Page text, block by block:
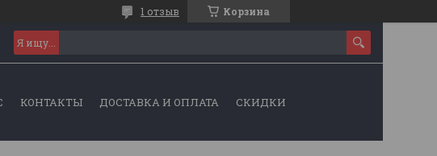
Корзина
1 отзыв
КОНТАКТЫ ДОСТАВКА И ОПЛАТА СКИДКИ